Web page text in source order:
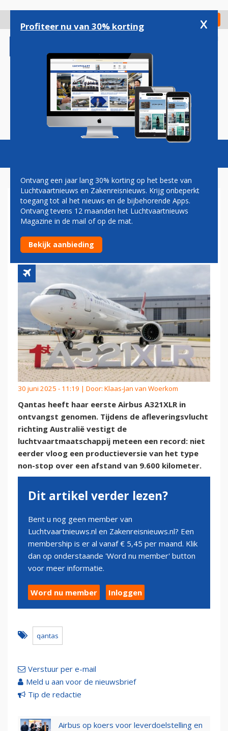
gaan
Check in
Magazine Podcasts Vacatures
QANTAS OP WEG NAAR
AFSTANDSRECORD MET
NIEUWE AIRBUS A321XLR
30 juni 2025 - 11:19 | Door: Klaas-Jan van Woerkom
Qantas heeft haar eerste Airbus A321XLR in
ontvangst genomen. Tijdens de afleveringsvlucht
richting Australië vestigt de
luchtvaartmaatschappij meteen een record: niet
eerder vloog een productieversie van het type
non-stop over een afstand van 9.600 kilometer.
Dit artikel verder lezen?
Bent u nog geen member van
Luchtvaartnieuws.nl en Zakenreisnieuws.nl? Een
membership is er al vanaf € 5,45 per maand. Klik
dan op onderstaande 'Word nu member' button
voor meer informatie.
Word nu member Inloggen
qantas
Verstuur per e-mail
Meld u aan voor de nieuwsbrief
Tip de redactie
Airbus op koers voor leverdoelstelling en
Profiteer nu van 30% korting x
Ontvang een jaar lang 30% korting op het beste van
Luchtvaartnieuws en Zakenreisnieuws. Krijg onbeperkt
toegang tot al het nieuws en de bijbehorende Apps.
Ontvang tevens 12 maanden het Luchtvaartnieuws
Magazine in de mail of op de mat.
Bekijk aanbieding